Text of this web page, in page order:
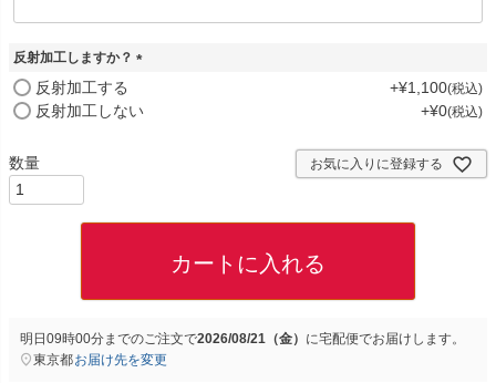
反射加工しますか？
反射加工する +¥1,100 税込
反射加工しない +¥0 税込
お気に入りに登録する
カートに入れる
明日 09時00分までのご注文で2026/08/21（金） に宅配便でお届けします。
東京都お届け先を変更